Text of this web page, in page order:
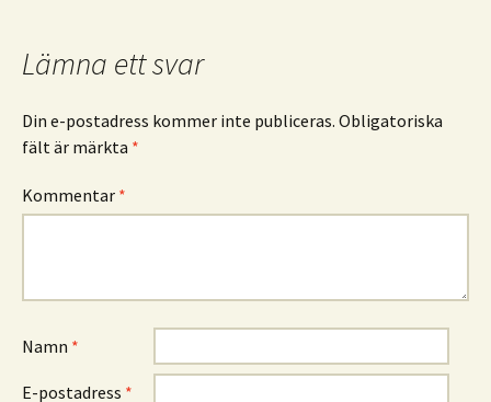
Lämna ett svar
Din e-postadress kommer inte publiceras. Obligatoriska
fält är märkta *
Kommentar *
Namn *
E-postadress *